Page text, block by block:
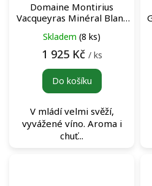
Domaine Montirius
Vacqueyras Minéral Blanc
Skladem (8 ks)
1 925 Kč / ks
Do košíku
V mládí velmi svěží,
vyvážené víno. Aroma i
chuť...